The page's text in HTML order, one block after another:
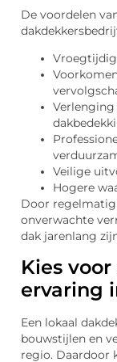
De voordelen
Verlenging
Veilige
Hogere
Door
onverwachte
dak jarenlang
Kies
ervaring
Een lokaal
bouwstijlen en
regio. Daardoor